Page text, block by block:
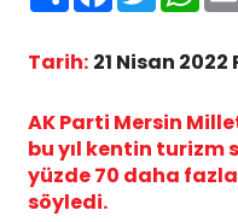
Tarih: 21 Nisan 2022
AK Parti Mersin
bu yıl kentin turizm
yüzde 70 daha
söyledi.